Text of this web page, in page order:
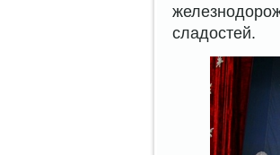
сладостей.